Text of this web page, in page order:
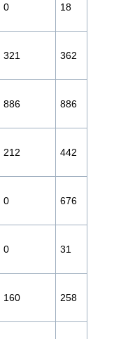
0 18
321 362
886 886
212 442
0 676
0 31
160 258